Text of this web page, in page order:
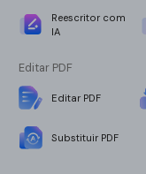
Reescritor com
IA
Editar PDF
Editar PDF
Substituir PDF